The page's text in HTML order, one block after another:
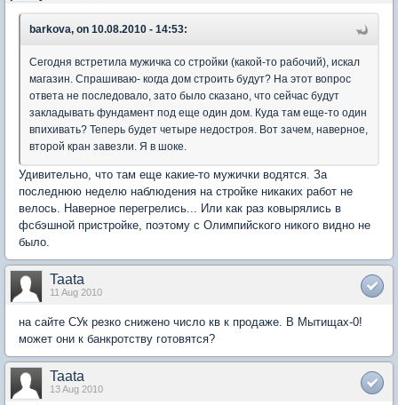
barkova, on 10.08.2010 - 14:53:
Сегодня встретила мужичка со стройки (какой-то рабочий), искал
магазин. Спрашиваю- когда дом строить будут? На этот вопрос
ответа не последовало, зато было сказано, что сейчас будут
закладывать фундамент под еще один дом. Куда там еще-то один
впихивать? Теперь будет четыре недостроя. Вот зачем, наверное,
второй кран завезли. Я в шоке.
Удивительно, что там еще какие-то мужички водятся. За
последнюю неделю наблюдения на стройке никаких работ не
велось. Наверное перегрелись... Или как раз ковырялись в
фсбэшной пристройке, поэтому с Олимпийского никого видно не
было.
Taata
11 Aug 2010
на сайте СУк резко снижено число кв к продаже. В Мытищах-0!
может они к банкротству готовятся?
Taata
13 Aug 2010